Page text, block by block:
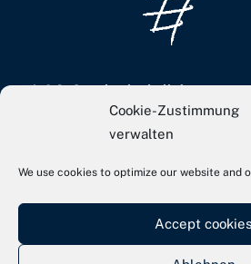
Cookie-Zustimmung
verwalten
We use cookies to optimize our website and
Accept cookies
info[at]tvs-basketball.de
Webseite TVS Gesamtverein
Kontakt